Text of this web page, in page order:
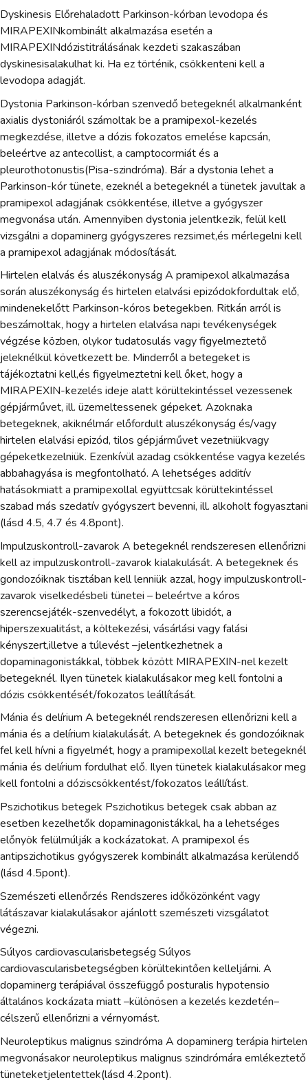
Dyskinesis Előrehaladott Parkinson-kórban levodopa és
MIRAPEXINkombinált alkalmazása esetén a
MIRAPEXINdózistitrálásának kezdeti szakaszában
dyskinesisalakulhat ki. Ha ez történik, csökkenteni kell a
levodopa adagját.
Dystonia Parkinson-kórban szenvedő betegeknél alkalmanként
axialis dystoniáról számoltak be a pramipexol-kezelés
megkezdése, illetve a dózis fokozatos emelése kapcsán,
beleértve az antecollist, a camptocormiát és a
pleurothotonustis(Pisa-szindróma). Bár a dystonia lehet a
Parkinson-kór tünete, ezeknél a betegeknél a tünetek javultak a
pramipexol adagjának csökkentése, illetve a gyógyszer
megvonása után. Amennyiben dystonia jelentkezik, felül kell
vizsgálni a dopaminerg gyógyszeres rezsimet,és mérlegelni kell
a pramipexol adagjának módosítását.
Hirtelen elalvás és aluszékonyság A pramipexol alkalmazása
során aluszékonyság és hirtelen elalvási epizódokfordultak elő,
mindenekelőtt Parkinson-kóros betegekben. Ritkán arról is
beszámoltak, hogy a hirtelen elalvása napi tevékenységek
végzése közben, olykor tudatosulás vagy figyelmeztető
jeleknélkül következett be. Minderről a betegeket is
tájékoztatni kell,és figyelmeztetni kell őket, hogy a
MIRAPEXIN-kezelés ideje alatt körültekintéssel vezessenek
gépjárművet, ill. üzemeltessenek gépeket. Azoknaka
betegeknek, akiknélmár előfordult aluszékonyság és/vagy
hirtelen elalvási epizód, tilos gépjárművet vezetniükvagy
gépeketkezelniük. Ezenkívül azadag csökkentése vagya kezelés
abbahagyása is megfontolható. A lehetséges additív
hatásokmiatt a pramipexollal együttcsak körültekintéssel
szabad más szedatív gyógyszert bevenni, ill. alkoholt fogyasztani
(lásd 4.5, 4.7 és 4.8pont).
Impulzuskontroll-zavarok A betegeknél rendszeresen ellenőrizni
kell az impulzuskontroll-zavarok kialakulását. A betegeknek és
gondozóiknak tisztában kell lenniük azzal, hogy impulzuskontroll-
zavarok viselkedésbeli tünetei – beleértve a kóros
szerencsejáték-szenvedélyt, a fokozott libidót, a
hiperszexualitást, a költekezési, vásárlási vagy falási
kényszert,illetve a túlevést –jelentkezhetnek a
dopaminagonistákkal, többek között MIRAPEXIN-nel kezelt
betegeknél. Ilyen tünetek kialakulásakor meg kell fontolni a
dózis csökkentését/fokozatos leállítását.
Mánia és delírium A betegeknél rendszeresen ellenőrizni kell a
mánia és a delírium kialakulását. A betegeknek és gondozóiknak
fel kell hívni a figyelmét, hogy a pramipexollal kezelt betegeknél
mánia és delírium fordulhat elő. Ilyen tünetek kialakulásakor meg
kell fontolni a dóziscsökkentést/fokozatos leállítást.
Pszichotikus betegek Pszichotikus betegek csak abban az
esetben kezelhetők dopaminagonistákkal, ha a lehetséges
előnyök felülmúlják a kockázatokat. A pramipexol és
antipszichotikus gyógyszerek kombinált alkalmazása kerülendő
(lásd 4.5pont).
Szemészeti ellenőrzés Rendszeres időközönként vagy
látászavar kialakulásakor ajánlott szemészeti vizsgálatot
végezni.
Súlyos cardiovascularisbetegség Súlyos
cardiovascularisbetegségben körültekintően kelleljárni. A
dopaminerg terápiával összefüggő posturalis hypotensio
általános kockázata miatt –különösen a kezelés kezdetén–
célszerű ellenőrizni a vérnyomást.
Neuroleptikus malignus szindróma A dopaminerg terápia hirtelen
megvonásakor neuroleptikus malignus szindrómára emlékeztető
tüneteketjelentettek(lásd 4.2pont).